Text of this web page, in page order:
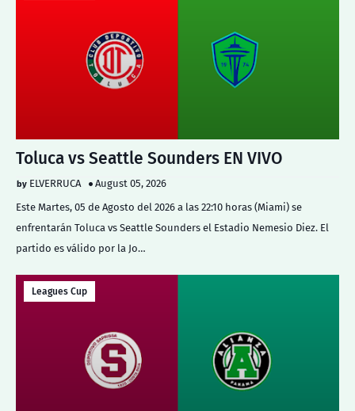
Toluca vs Seattle Sounders EN VIVO
ELVERRUCA
August 05, 2026
Este Martes, 05 de Agosto del 2026 a las 22:10 horas (Miami) se
enfrentarán Toluca vs Seattle Sounders el Estadio Nemesio Diez. El
partido es válido por la Jo…
Leagues Cup